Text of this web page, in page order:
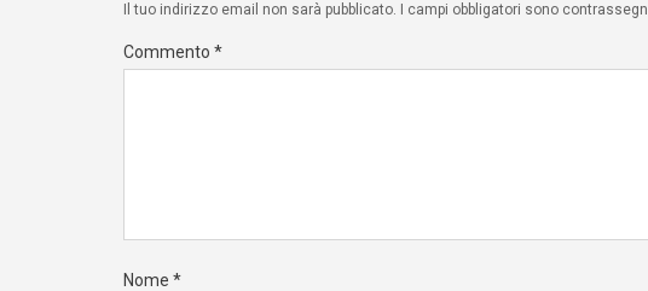
Il tuo indirizzo email non sarà pubblicato. I campi obbligatori sono
Commento *
Nome *